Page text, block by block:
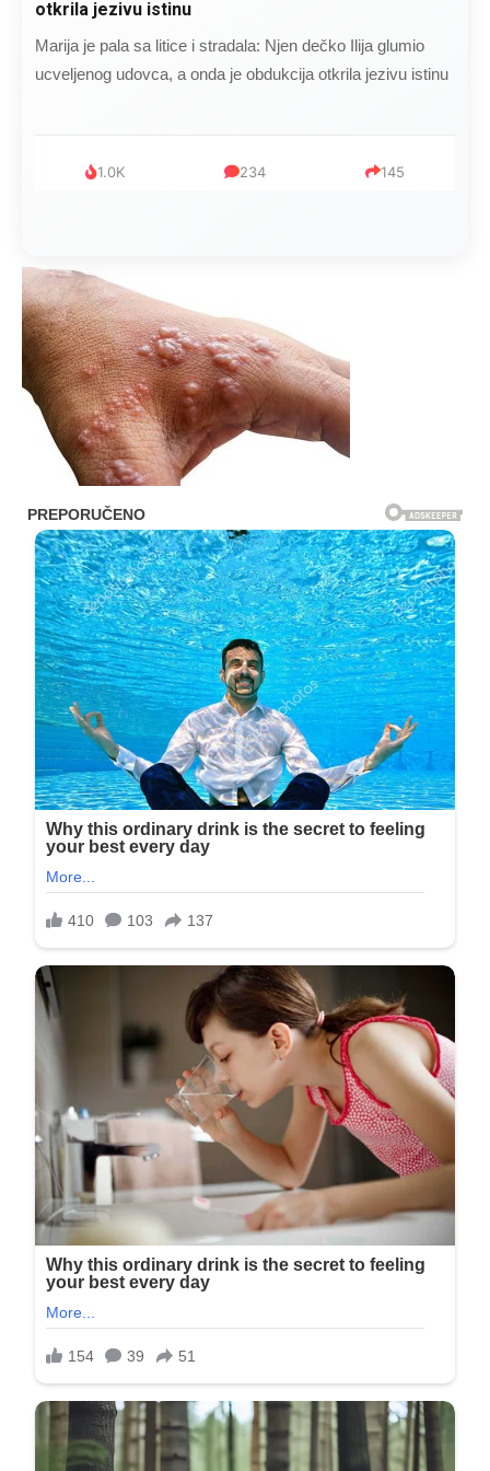
čokoladu..
Kad se Marin suprug razbolio ona ga kupala, pelene mu
mijenjala: Jedno jutro je poslao po čokoladu..
999 321 234